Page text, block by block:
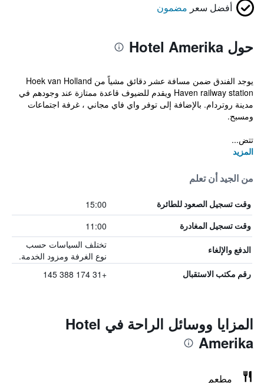
أفضل سعر مضمون
حول Hotel Amerika
يوجد الفندق ضمن مسافة عشر دقائق مشياً من Hoek van Holland
Haven railway station ويقدم للضيوف قاعدة ممتازة عند وجودهم في
مدينة روتردام. بالإضافة إلى توفر واي فاي مجاني ، غرفة اجتماعات
ومسبح.
تتض...
المزيد
من الجيد أن تعلم
وقت تسجيل الصعود للطائرة 15:00
وقت تسجيل المغادرة 11:00
الدفع والإلغاء
تختلف السياسات حسب
نوع الغرفة ومزود الخدمة.
رقم مكتب الاستقبال +31 174 388 145
المزايا ووسائل الراحة في Hotel
Amerika
مطعم